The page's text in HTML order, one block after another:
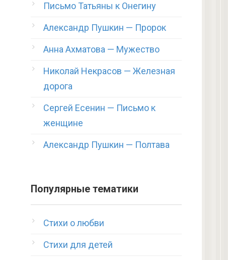
Письмо Татьяны к Онегину
Александр Пушкин — Пророк
Анна Ахматова — Мужество
Николай Некрасов — Железная
дорога
Сергей Есенин — Письмо к
женщине
Александр Пушкин — Полтава
Популярные тематики
Стихи о любви
Стихи для детей